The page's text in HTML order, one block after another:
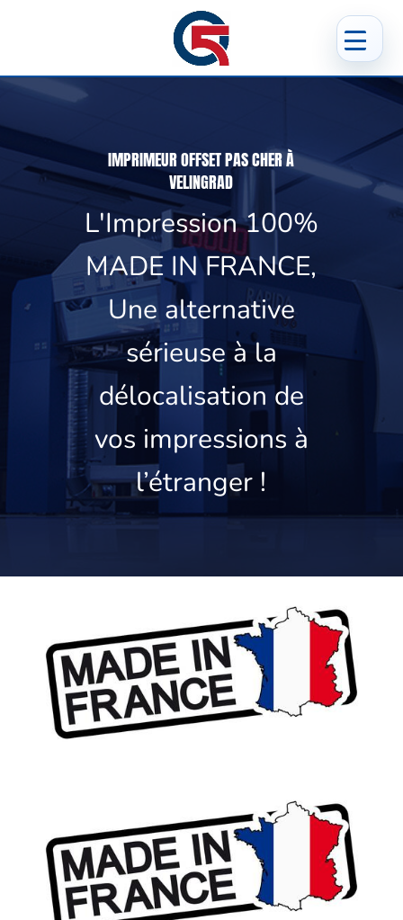
IMPRIMEUR OFFSET PAS CHER À
VELINGRAD
L'Impression 100%
MADE IN FRANCE,
Une alternative
sérieuse à la
délocalisation de
vos impressions à
l’étranger !